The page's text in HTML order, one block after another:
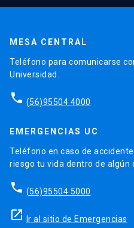
MESA CENTRAL
Teléfono para comunicarse
Universidad.
phone (56)95504 4000
EMERGENCIAS UC
Teléfono en caso de
riesgo tu vida dentro de algún
phone (56)95504 5000
launch Ir al sitio de Emergencias